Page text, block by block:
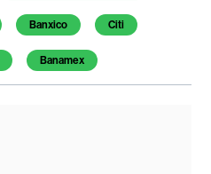
Banxico Citi
Banamex